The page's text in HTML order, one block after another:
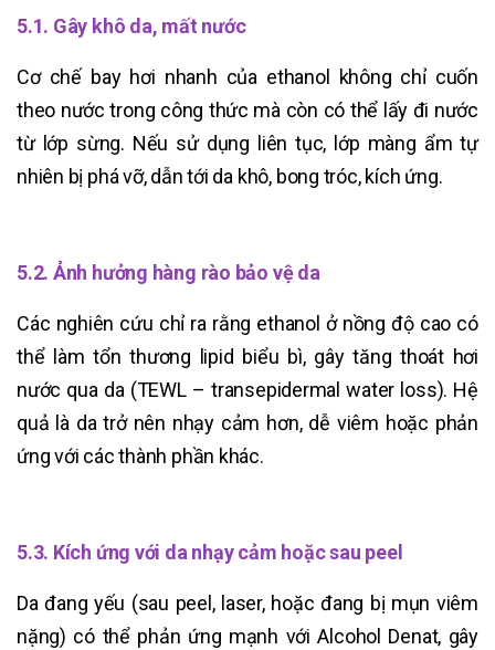
5.1. Gây khô da, mất nước
Cơ chế bay hơi nhanh của ethanol không chỉ cuốn
theo nước trong công thức mà còn có thể lấy đi nước
từ lớp sừng. Nếu sử dụng liên tục, lớp màng ẩm tự
nhiên bị phá vỡ, dẫn tới da khô, bong tróc, kích ứng.
5.2. Ảnh hưởng hàng rào bảo vệ da
Các nghiên cứu chỉ ra rằng ethanol ở nồng độ cao có
thể làm tổn thương lipid biểu bì, gây tăng thoát hơi
nước qua da (TEWL – transepidermal water loss). Hệ
quả là da trở nên nhạy cảm hơn, dễ viêm hoặc phản
ứng với các thành phần khác.
5.3. Kích ứng với da nhạy cảm hoặc sau peel
Da đang yếu (sau peel, laser, hoặc đang bị mụn viêm
nặng) có thể phản ứng mạnh với Alcohol Denat, gây